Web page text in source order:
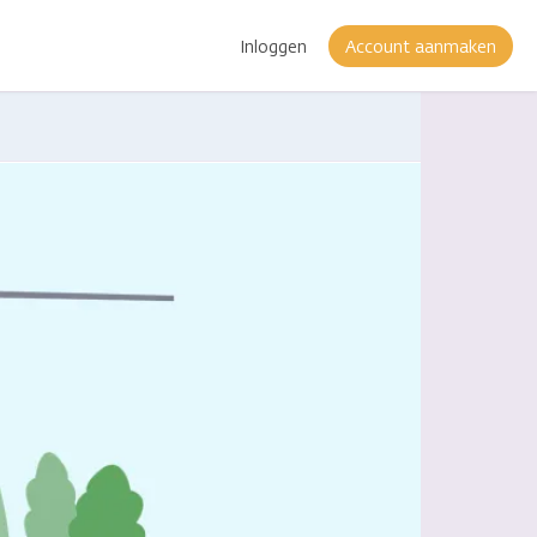
Inloggen Account aanmaken